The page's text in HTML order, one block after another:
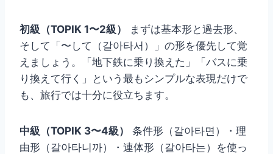
初級（TOPIK 1〜2級）
まずは基本形と過去形、
そして「〜して（갈아타서）」の形を優先して覚
えましょう。「地下鉄に乗り換えた」「バスに乗
り換えて行く」という最もシンプルな表現だけで
も、旅行では十分に役立ちます。
中級（TOPIK 3〜4級）
条件形（갈아타면）・理
由形（갈아타니까）・連体形（갈아타는）を使っ